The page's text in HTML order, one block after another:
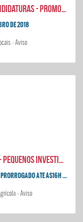
Anúncio de abertura do período de candidaturas - Promoção de Produtos de Qualidade Locais
DE 2018
- Aviso
Anúncio de abertura de candidaturas - Pequenos Investimentos na Exploração Agrícola
ÀS16H DE 31 DE AGOSTO DE 2018
- Aviso